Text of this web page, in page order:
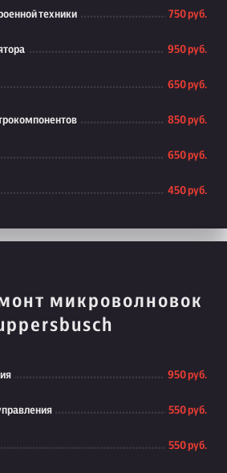
техники 750 руб.
950 руб.
650 руб.
850 руб.
650 руб.
450 руб.
микроволновок
950 руб.
550 руб.
550 руб.